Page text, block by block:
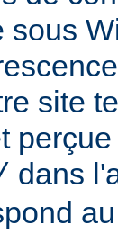
sous
site
dans